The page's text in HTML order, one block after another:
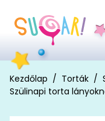
Kezdőlap Torták
Szülinapi torta